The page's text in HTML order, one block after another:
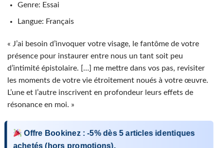
Genre: Essai
Langue: Français
« J’ai besoin d’invoquer votre visage, le fantôme de votre
présence pour instaurer entre nous un tant soit peu
d’intimité épistolaire. […] me mettre dans vos pas, revisiter
les moments de votre vie étroitement noués à votre œuvre.
L’une et l’autre inscrivent en profondeur leurs effets de
résonance en moi. »
Offre Bookinez :-5% dès 5 articles identiques
achetés (hors promotions).